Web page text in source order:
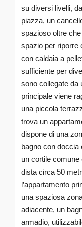
su diversi livelli,
piazza, un
spazioso oltre
spazio per riporre
con caldaia a
sufficiente per
sono collegate da
principale viene
una piccola
trova un
dispone di una
bagno con
un cortile comune
dista circa 50
l’appartamento
una spaziosa
adiacente, un
armadio,